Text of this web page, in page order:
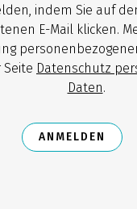
indem Sie auf
E-Mail klicken.
Seite Datenschutz
Daten.
ANMELDEN